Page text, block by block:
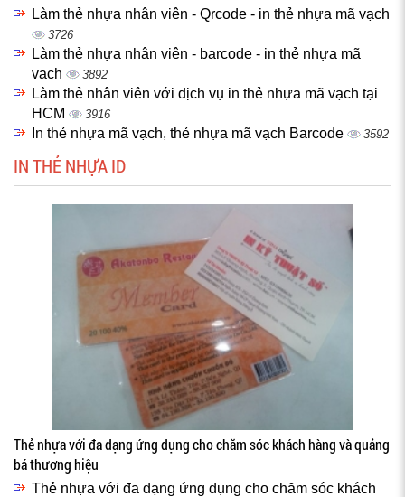
Làm thẻ nhựa nhân viên - Qrcode - in thẻ nhựa mã vạch
3726
Làm thẻ nhựa nhân viên - barcode - in thẻ nhựa mã
vạch
3892
Làm thẻ nhân viên với dịch vụ in thẻ nhựa mã vạch tại
HCM
3916
In thẻ nhựa mã vạch, thẻ nhựa mã vạch Barcode 3592
IN THẺ NHỰA ID
Thẻ nhựa với đa dạng ứng dụng cho chăm sóc khách hàng và quảng
bá thương hiệu
Thẻ nhựa với đa dạng ứng dụng cho chăm sóc khách